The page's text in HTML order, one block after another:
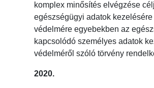
komplex minősítés elvégzése
egészségügyi adatok
védelmére egyebekben az
kapcsolódó személyes adatok
védelméről szóló törvény
2020.